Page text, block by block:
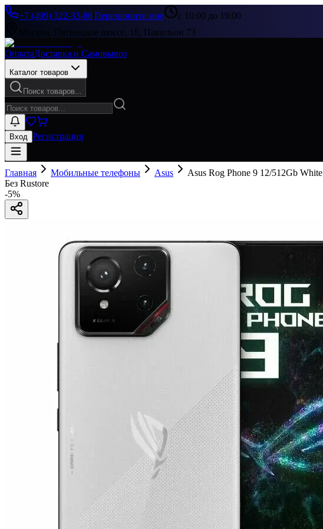
+7 (499) 322-33-86|Перезвоните мне
с 10:00 до 19:00
Москва, Пятницкое шоссе, 18, Павильон 73
ОплатаДоставка и Самовывоз
Каталог товаров
Поиск товаров...
Вход Регистрация
Главная Мобильные телефоны Asus
Asus Rog Phone 9 12/512Gb White
Без Rustore
-5%